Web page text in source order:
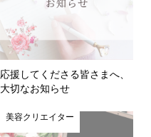
応援してくださる皆さまへ、
大切なお知らせ
美容クリエイター